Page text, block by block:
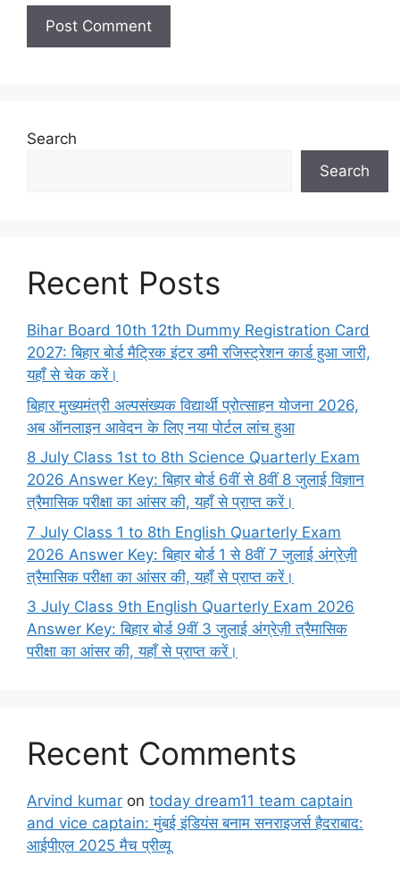
Search
Search
Recent Posts
Bihar Board 10th 12th Dummy Registration Card
2027: बिहार बोर्ड मैट्रिक इंटर डमी रजिस्ट्रेशन कार्ड हुआ जारी,
यहाँ से चेक करें।
बिहार मुख्यमंत्री अल्पसंख्यक विद्यार्थी प्रोत्साहन योजना 2026,
अब ऑनलाइन आवेदन के लिए नया पोर्टल लांच हुआ
8 July Class 1st to 8th Science Quarterly Exam
2026 Answer Key: बिहार बोर्ड 6वीं से 8वीं 8 जुलाई विज्ञान
त्रैमासिक परीक्षा का आंसर की, यहाँ से प्राप्त करें।
7 July Class 1 to 8th English Quarterly Exam
2026 Answer Key: बिहार बोर्ड 1 से 8वीं 7 जुलाई अंग्रेज़ी
त्रैमासिक परीक्षा का आंसर की, यहाँ से प्राप्त करें।
3 July Class 9th English Quarterly Exam 2026
Answer Key: बिहार बोर्ड 9वीं 3 जुलाई अंग्रेज़ी त्रैमासिक
परीक्षा का आंसर की, यहाँ से प्राप्त करें।
Recent Comments
Arvind kumar on today dream11 team captain
and vice captain: मुंबई इंडियंस बनाम सनराइजर्स हैदराबाद:
आईपीएल 2025 मैच प्रीव्यू